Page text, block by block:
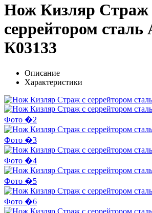
Нож Кизляр Страж
серрейтором сталь
К03133
Описание
Характеристики